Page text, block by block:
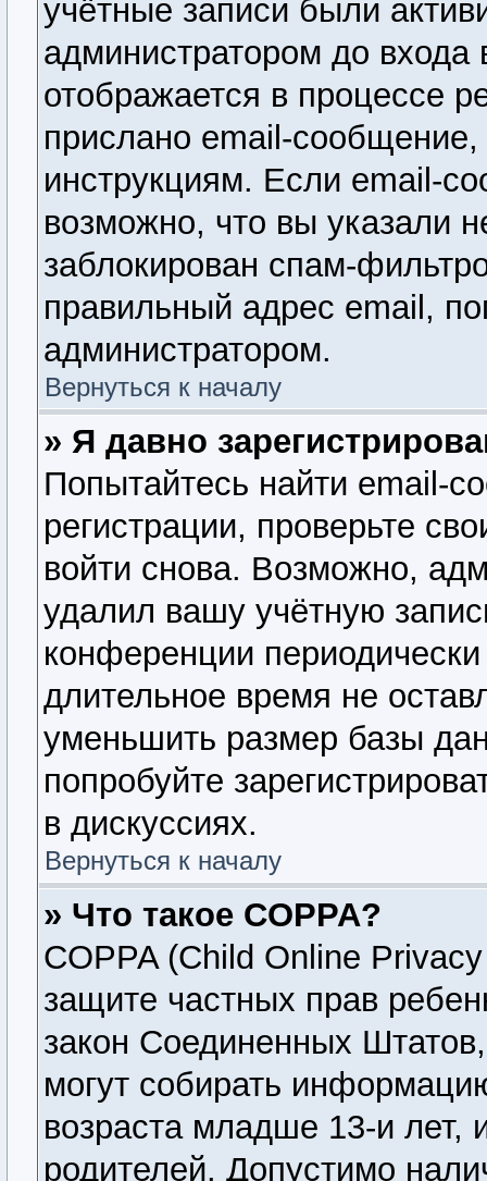
учётные записи были
администратором до
отображается в процессе
прислано email-
инструкциям. Если email-
возможно, что вы указали
заблокирован спам-
правильный адрес email,
администратором.
Вернуться к началу
» Я давно
Попытайтесь найти email-
регистрации, проверьте
войти снова. Возможно,
удалил вашу учётную
конференции
длительное время не
уменьшить размер базы
попробуйте
в дискуссиях.
Вернуться к началу
» Что такое COPPA?
COPPA (Child Online
защите частных прав
закон Соединенных
могут собирать
возраста младше 13-и лет,
родителей. Допустимо